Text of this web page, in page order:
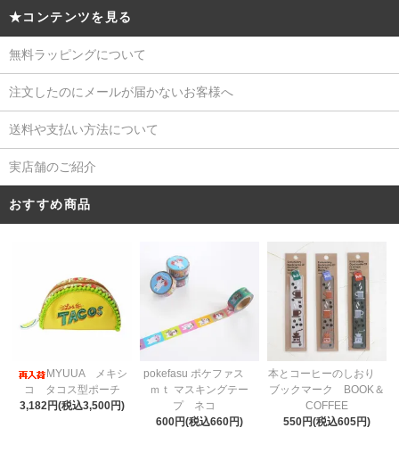
★コンテンツを見る
無料ラッピングについて
注文したのにメールが届かないお客様へ
送料や支払い方法について
実店舗のご紹介
おすすめ商品
MYUUA メキシ
コ タコス型ポーチ
3,182円(税込3,500円)
pokefasu ポケファス
ｍｔ マスキングテー
プ ネコ
600円(税込660円)
本とコーヒーのしおり
ブックマーク BOOK＆
COFFEE
550円(税込605円)